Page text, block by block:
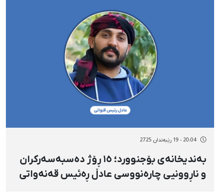
20:04 - 19 رێبەندان 2725
بەندیخانەی بۆجنوورد؛ ١٥ ڕۆژ دەسبەسەرکران
و ناڕوونیی چارەنووسی عادڵ ڕەئیس قەنەواتی